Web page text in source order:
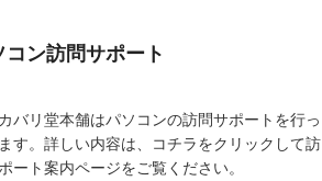
コン訪問サポート
バリ堂本舗はパソコンの訪問サポートを行っ
す。詳しい内容は、コチラをクリックして訪
ート案内ページをご覧ください。